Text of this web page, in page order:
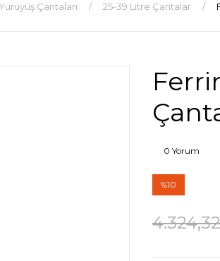
Çantaları 25-39 Litre Çantalar
0 Yorum
%10